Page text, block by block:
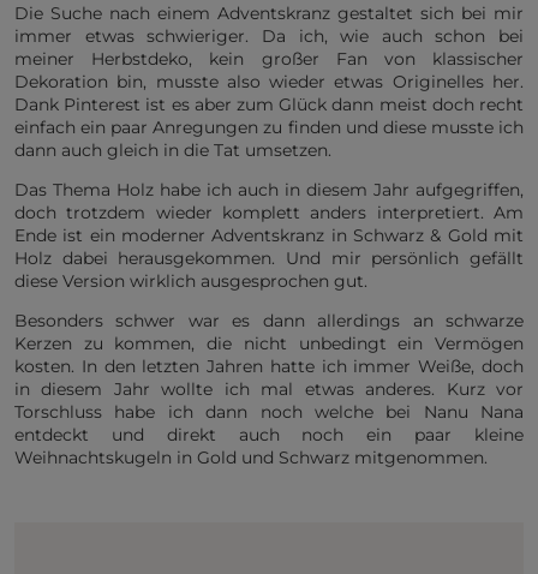
Die Suche nach einem Adventskranz gestaltet sich bei mir
immer etwas schwieriger. Da ich, wie auch schon bei
meiner Herbstdeko, kein großer Fan von klassischer
Dekoration bin, musste also wieder etwas Originelles her.
Dank Pinterest ist es aber zum Glück dann meist doch recht
einfach ein paar Anregungen zu finden und diese musste ich
dann auch gleich in die Tat umsetzen.
Das Thema Holz habe ich auch in diesem Jahr aufgegriffen,
doch trotzdem wieder komplett anders interpretiert. Am
Ende ist ein moderner Adventskranz in Schwarz & Gold mit
Holz dabei herausgekommen. Und mir persönlich gefällt
diese Version wirklich ausgesprochen gut.
Besonders schwer war es dann allerdings an schwarze
Kerzen zu kommen, die nicht unbedingt ein Vermögen
kosten. In den letzten Jahren hatte ich immer Weiße, doch
in diesem Jahr wollte ich mal etwas anderes. Kurz vor
Torschluss habe ich dann noch welche bei Nanu Nana
entdeckt und direkt auch noch ein paar kleine
Weihnachtskugeln in Gold und Schwarz mitgenommen.